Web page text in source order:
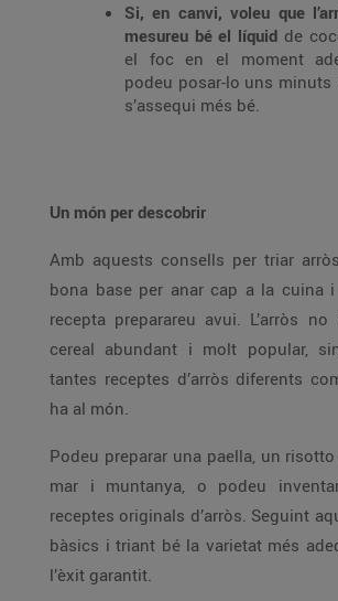
Si, en canvi, voleu que
mesureu bé el líquid de
el foc en el moment
podeu posar-lo uns minuts
s’assequi més bé.
Un món per descobrir
Amb aquests consells per triar
bona base per anar cap a la cuina
recepta preparareu avui. L’arròs
cereal abundant i molt popular,
tantes receptes d’arròs diferents
ha al món.
Podeu preparar una paella, un
mar i muntanya, o podeu
receptes originals d’arròs. Seguint
bàsics i triant bé la varietat més
l’èxit garantit.